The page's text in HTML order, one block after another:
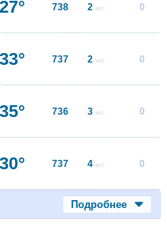
738 2 м/с 0
737 2 м/с 0
736 3 м/с 0
737 4 м/с 0
Подробнее